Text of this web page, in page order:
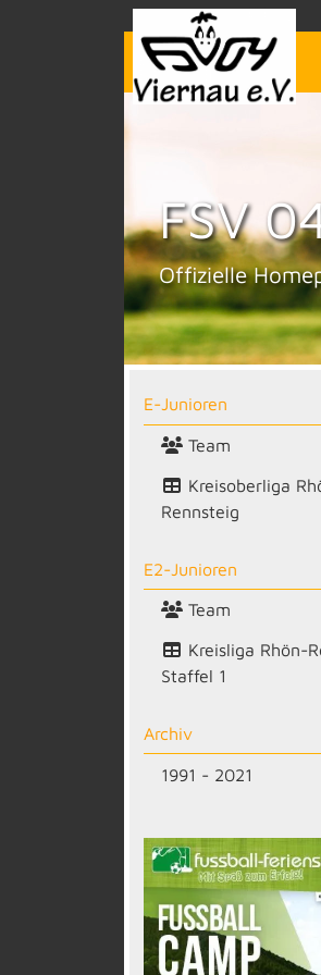
FSV
Offizielle
E-Junioren
Team
Kreisoberliga
Rennsteig
E2-Junioren
Team
Kreisliga Rhön-
Staffel 1
Archiv
1991 - 2021